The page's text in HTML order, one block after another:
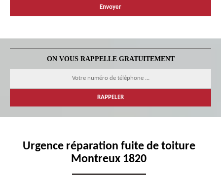
ON VOUS RAPPELLE GRATUITEMENT
Urgence réparation fuite de toiture
Montreux 1820